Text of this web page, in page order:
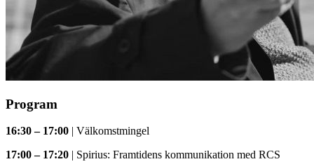
Program
16:30 – 17:00 | Välkomstmingel
17:00 – 17:20 | Spirius: Framtidens kommunikation med RCS